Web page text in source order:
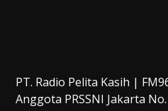
PT. Radio Pelita Kasih |
Anggota PRSSNI Jakarta